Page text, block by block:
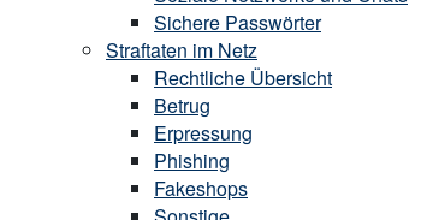
Sichere Passwörter
Straftaten im Netz
Rechtliche Übersicht
Betrug
Erpressung
Phishing
Fakeshops